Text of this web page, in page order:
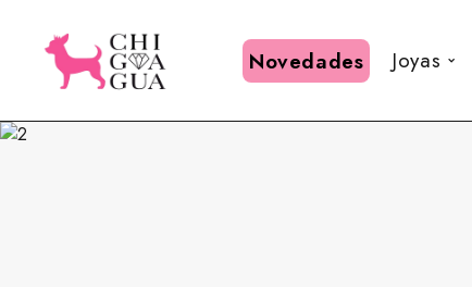
Novedades Joyas